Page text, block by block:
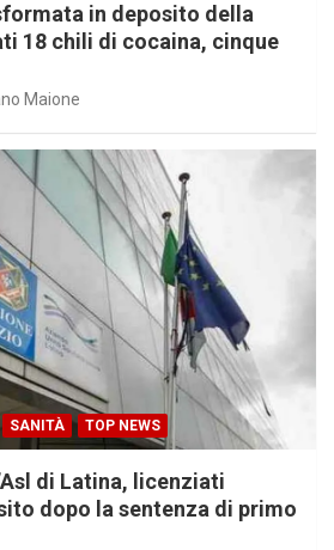
in deposito della
18 chili di cocaina, cinque
Maione
SANITÀ TOP NEWS
di Latina, licenziati
dopo la sentenza di primo